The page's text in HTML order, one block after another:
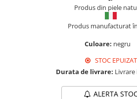
Produs din piele
Produs manufacturat
Culoare: negru
STOC EPUIZAT
Durata de livrare: Livrare
ALERTA